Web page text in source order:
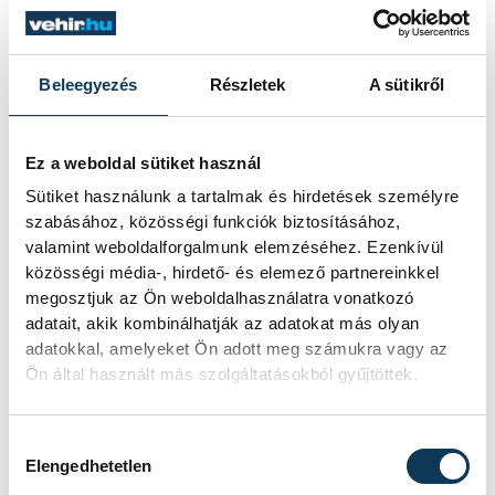
Beleegyezés Részletek A sütikről
Ez a weboldal sütiket használ
Sütiket használunk a tartalmak és hirdetések személyre
szabásához, közösségi funkciók biztosításához,
valamint weboldalforgalmunk elemzéséhez. Ezenkívül
közösségi média-, hirdető- és elemező partnereinkkel
megosztjuk az Ön weboldalhasználatra vonatkozó
adatait, akik kombinálhatják az adatokat más olyan
adatokkal, amelyeket Ön adott meg számukra vagy az
Ön által használt más szolgáltatásokból gyűjtöttek.
Elengedhetetlen
egy csaknem komplett, II.
világháborús német DKW NZ 350-1
motorkerékpárbukkant elő a
Batthyány téri rakpart sziklái alól,
máshol pedig egy közel féltonnás brit
Késéltánc a Dunán: Mi
történik, ha leáll Paks?
Mártha Imre, az MVM Zrt. egykori
vezérigazgatója ATV-n Rónai Egonnak
adott interjújában vázolta fel a Paksi
Atomerőmű előtt álló példátlan
technológiai kihívásokat. A
felelt a hazai energetikai
fejlesztésekért és a paksi blokkok